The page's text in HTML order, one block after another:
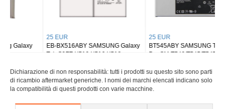
EB-BX516ABY SAMSUNG Galaxy
Tab S9FE X510 X516 X518
BT545ABY SAMSUNG Tab Active
Pro SM-T540/T545/T547
Dichiarazione di non responsabilità: tutti i prodotti su questo sito sono parti
di ricambio aftermarket generiche. I nomi dei marchi elencati indicano solo
la compatibilità di questi prodotti con varie macchine.